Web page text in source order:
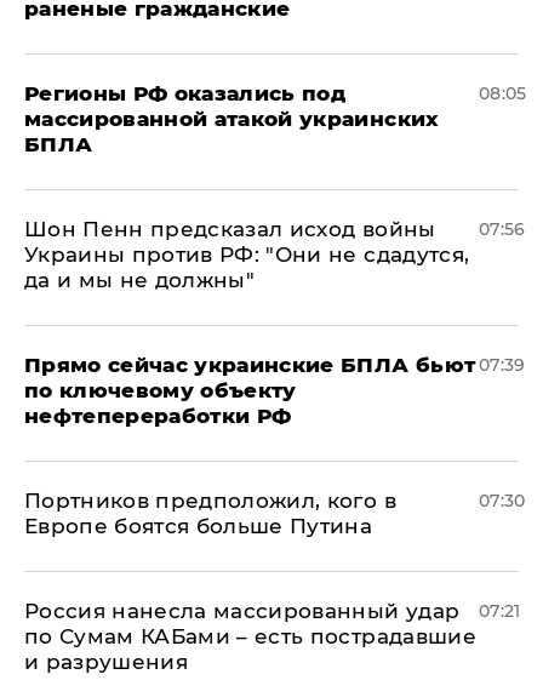
раненые гражданские
Регионы РФ оказались под
массированной атакой украинских
БПЛА
08:05
Шон Пенн предсказал исход войны
Украины против РФ: "Они не сдадутся,
да и мы не должны"
07:56
Прямо сейчас украинские БПЛА бьют
по ключевому объекту
нефтепереработки РФ
07:39
Портников предположил, кого в
Европе боятся больше Путина
07:30
Россия нанесла массированный удар
по Сумам КАБами – есть пострадавшие
и разрушения
07:21